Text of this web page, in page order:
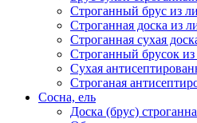
Строганный брус из
Строганная доска из
Строганная сухая
Строганный брусок
Сухая
Строганая
Сосна, ель
Доска (брус)